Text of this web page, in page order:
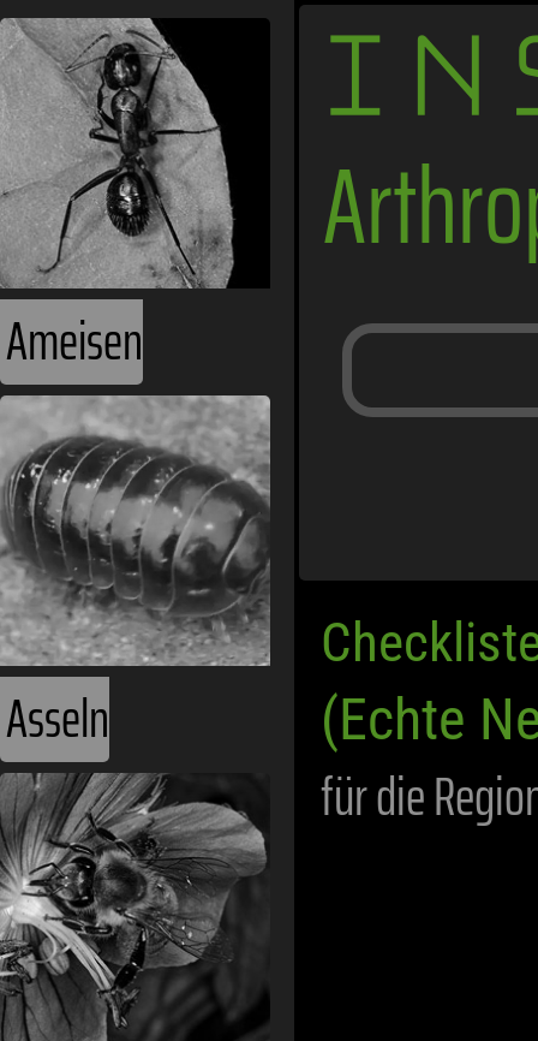
Ameisen
Asseln (Echte
für die